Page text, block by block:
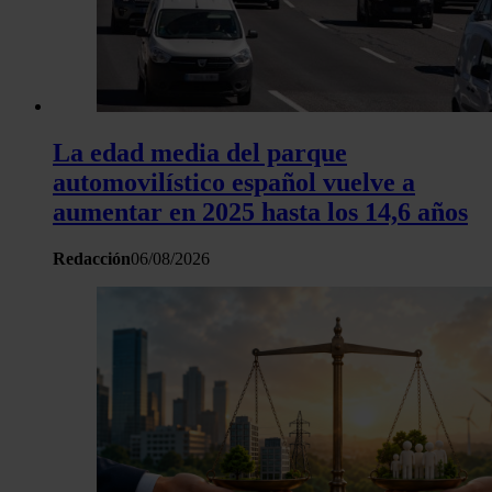
La edad media del parque
automovilístico español vuelve a
aumentar en 2025 hasta los 14,6 años
Redacción06/08/2026